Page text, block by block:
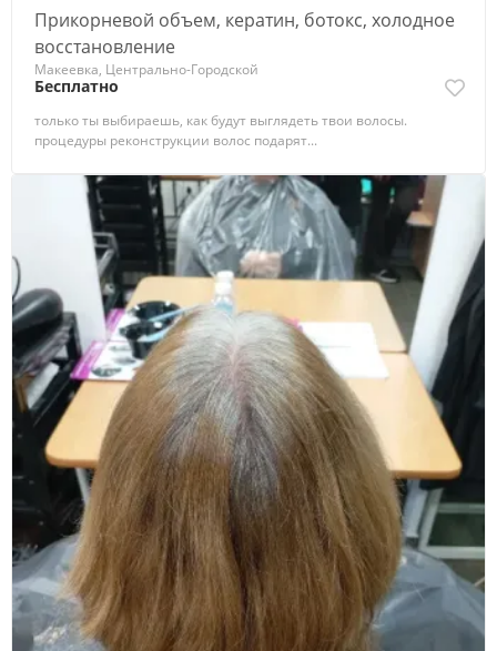
Прикорневой объем, кератин, ботокс, холодное
восстановление
Макеевка, Центрально-Городской
Бесплатно
только ты выбираешь, как будут выглядеть твои волосы.
процедуры реконструкции волос подарят...